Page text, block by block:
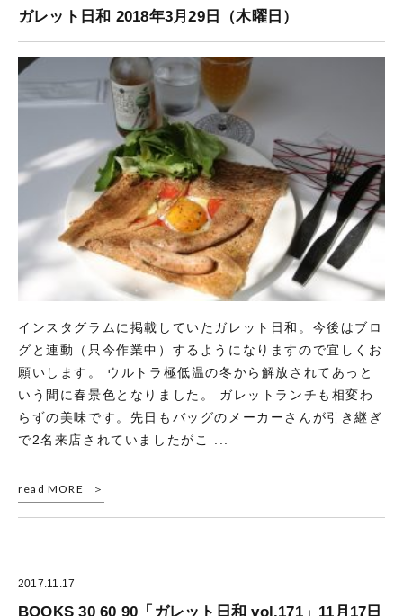
ガレット日和 2018年3月29日（木曜日）
インスタグラムに掲載していたガレット日和。今後はブロ
グと連動（只今作業中）するようになりますので宜しくお
願いします。 ウルトラ極低温の冬から解放されてあっと
いう間に春景色となりました。 ガレットランチも相変わ
らずの美味です。先日もバッグのメーカーさんが引き継ぎ
で2名来店されていましたがこ ...
read MORE
2017.11.17
BOOKS 30 60 90「ガレット日和 vol.171」11月17日